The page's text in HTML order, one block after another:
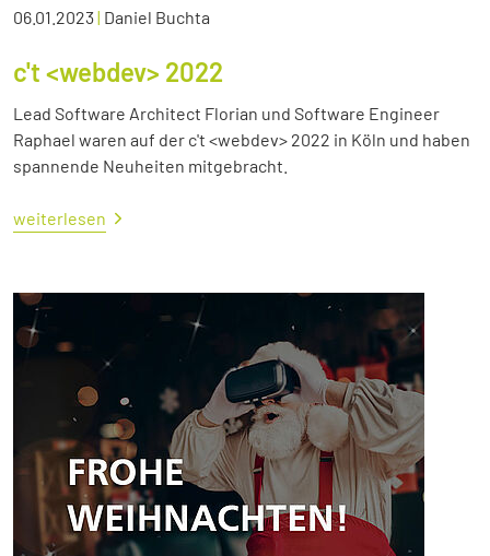
06.01.2023| Daniel Buchta
c't <webdev> 2022
Lead Software Architect Florian und Software Engineer
Raphael waren auf der c't <webdev> 2022 in Köln und haben
spannende Neuheiten mitgebracht.
weiterlesen